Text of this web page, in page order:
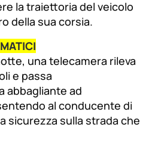
la traiettoria del veicolo
della sua corsia.
una telecamera rileva
e passa
abbagliante ad
al conducente di
sicurezza sulla strada che